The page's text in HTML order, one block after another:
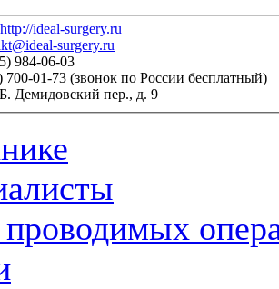
http://ideal-surgery.ru
surgery.ru
984-06-03
700-01-73 (звонок по России бесплатный)
Демидовский пер., д. 9